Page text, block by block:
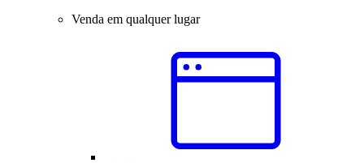
Venda em qualquer lugar